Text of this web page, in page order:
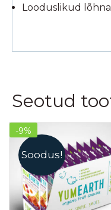
Looduslikud
Seotud
Soodus!
-9%